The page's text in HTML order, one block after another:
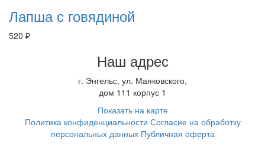
Лапша с говядиной
520 ₽
Наш адрес
г. Энгельс, ул. Маяковского,
дом 111 корпус 1
Показать на карте
Политика конфиденциальности Согласие на обработку
персональных данных Публичная оферта